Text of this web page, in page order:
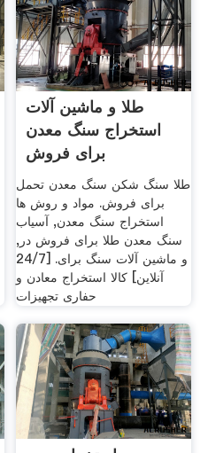
طلا و ماشین آلات
استخراج سنگ معدن
برای فروش
طلا سنگ شکن سنگ معدن تحمل
برای فروش. مواد و روش ها
استخراج سنگ معدن, آسیاب
سنگ معدن طلا برای فروش در,
و ماشین آلات سنگ برای. [24/7
آنلاین] کالا استخراج معادن و
حفاری تجهیزات